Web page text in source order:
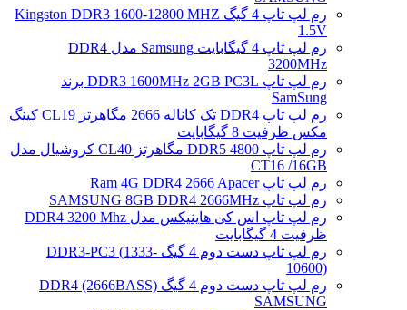
رم لپ تاپ 4 گیگ Kingston DDR3 1600-12800 MHZ
1.5V
رم لپ تاپ 4 گیگابایت Samsung مدل DDR4
3200MHz
رم لپ تاپ DDR3 1600MHz 2GB PC3L برند
SamSung
رم لپ تاپ DDR4 تک کاناله 2666 مگاهرتز CL19 کینگ
مکس ظرفیت 8 گیگابایت
رم لپ تاپ DDR5 4800 مگاهرتز CL40 کروشیال مدل
CT16 /16GB
رم لپ تاپ Ram 4G DDR4 2666 Apacer
رم لپ تاپ SAMSUNG 8GB DDR4 2666MHz
رم لپ تاپ اس کی هاینیکس مدل DDR4 3200 Mhz
ظرفیت 4 گیگابایت
رم لپ تاپ دست دوم 4 گیگ DDR3-PC3 (1333-
10600)
رم لپ تاپ دست دوم 4 گیگ DDR4 (2666BASS)
SAMSUNG